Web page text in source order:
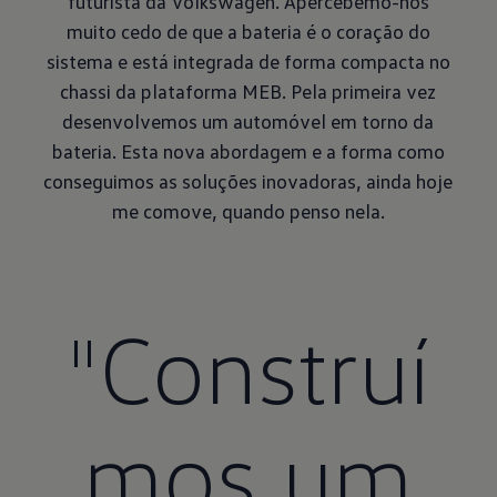
muito cedo de que a bateria é o coração do
sistema e está integrada de forma compacta no
chassi da plataforma MEB. Pela primeira vez
desenvolvemos um automóvel em torno da
bateria. Esta nova abordagem e a forma como
conseguimos as soluções inovadoras, ainda hoje
me comove, quando penso nela.
"Construí